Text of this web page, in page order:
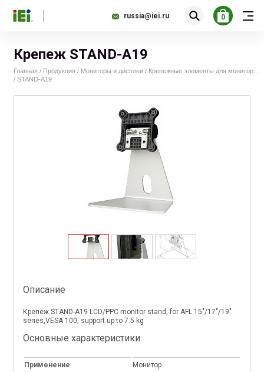
russia@iei.ru 0
Крепеж STAND-A19
Главная / Продукция / Мониторы и дисплеи / Крепежные элементы для монитор...
/ STAND-A19
Описание
Крепеж STAND-A19 LCD/PPC monitor stand, for AFL 15"/17"/19"
series,VESA 100, support up to 7.5 kg
Основные характеристики
Применение Монитор